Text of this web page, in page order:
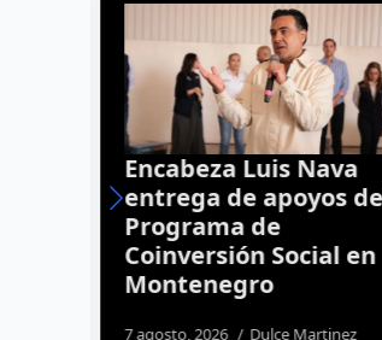
Encabeza Luis Nava
entrega de apoyos del
Programa de
Coinversión Social en
Montenegro
7 agosto, 2026 Dulce Martinez